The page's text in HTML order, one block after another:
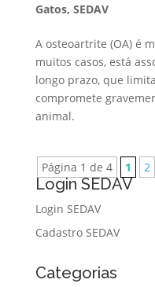
Gatos, SEDAV
A osteoartrite (OA) é
muitos casos, está
longo prazo, que
compromete
animal.
Página 1 de 4 1 2
Login SEDAV
Login SEDAV
Cadastro SEDAV
Categorias